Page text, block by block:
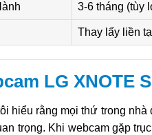
3-6 tháng (tùy
Thay lấy liền
LG XNOTE
hiểu rằng mọi thứ trong
trọng. Khi webcam gặp